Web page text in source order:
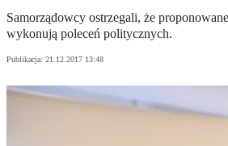
Samorządowcy ostrzegali, że
wykonują poleceń politycznych.
Publikacja: 21.12.2017 13:48